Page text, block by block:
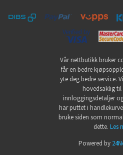
Vår nettbutikk bruker
får en bedre
yte deg bedre service.
hovedsaklig til
innloggingsdetaljer
har puttet i
bruke siden som
dette. Les
Powered by